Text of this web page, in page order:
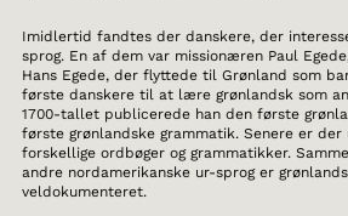
Imidlertid fandtes der danskere, der
sprog. En af dem var missionæren Paul
Hans Egede, der flyttede til Grønland som
første danskere til at lære grønlandsk som
1700-tallet publicerede han den første
første grønlandske grammatik. Senere er der
forskellige ordbøger og grammatikker.
andre nordamerikanske ur-sprog er
veldokumenteret.